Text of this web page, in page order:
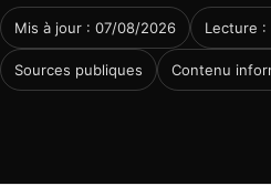
Mis à jour : 07/08/2026 Lecture :
Sources publiques Contenu